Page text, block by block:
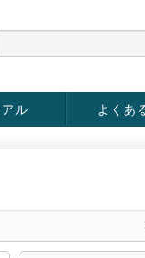
ル よくあ